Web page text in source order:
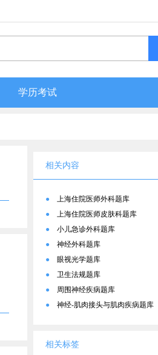
学历考试
相关内容
●
上海住院医师外科题库
●
上海住院医师皮肤科题库
●
小儿急诊外科题库
●
神经外科题库
●
眼视光学题库
●
卫生法规题库
●
周围神经疾病题库
●
神经-肌肉接头与肌肉疾病题库
相关标签